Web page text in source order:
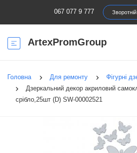
067 077 9 777 Зворотній
ArtexPromGroup
Головна Для ремонту
Фігурні
Дзеркальний декор акриловий
срібло,25шт (D) SW-00002521